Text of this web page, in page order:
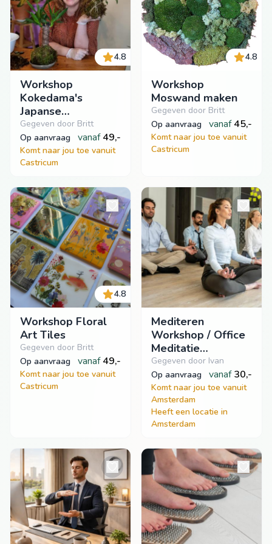
4.8
Workshop
Kokedama's
Japanse
plantenkunst
Gegeven door Britt
op aanvraag
vanaf 49,-
Komt naar jou toe vanuit
Castricum
4.8
Workshop
Moswand maken
Gegeven door Britt
op aanvraag
vanaf 45,-
Komt naar jou toe vanuit
Castricum
4.8
Workshop Floral
Art Tiles
Gegeven door Britt
op aanvraag
vanaf 49,-
Komt naar jou toe vanuit
Castricum
Mediteren
Workshop / Office
Meditatie
Workshop
Gegeven door Ivan
op aanvraag
vanaf 30,-
Komt naar jou toe vanuit
Amsterdam
Heeft een locatie in
Amsterdam